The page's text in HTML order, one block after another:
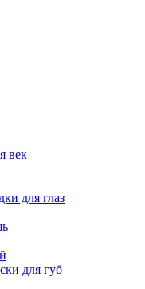
век
для глаз
для губ